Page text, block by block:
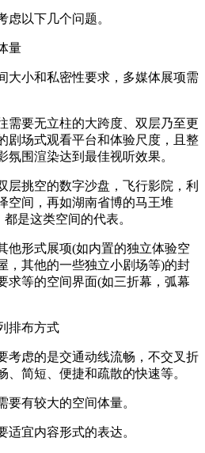
虑以下几个问题。
量
大小和私密性要求，多媒体展项需
需要无立柱的大跨度、双层乃至更
剧场式观看平台和体验尺度，且整
围渲染达到最佳视听效果。
层挑空的数字沙盘，飞行影院，利
空间，再如湖南省博的马王堆
是这类空间的代表。
他形式展项(如内置的独立体验空
其他的一些独立小剧场等)的封
求等的空间界面(如三折幕，弧幕
排布方式
考虑的是交通动线流畅，不交叉折
简短、便捷和疏散的快速等。
要有较大的空间体量。
适宜内容形式的表达。